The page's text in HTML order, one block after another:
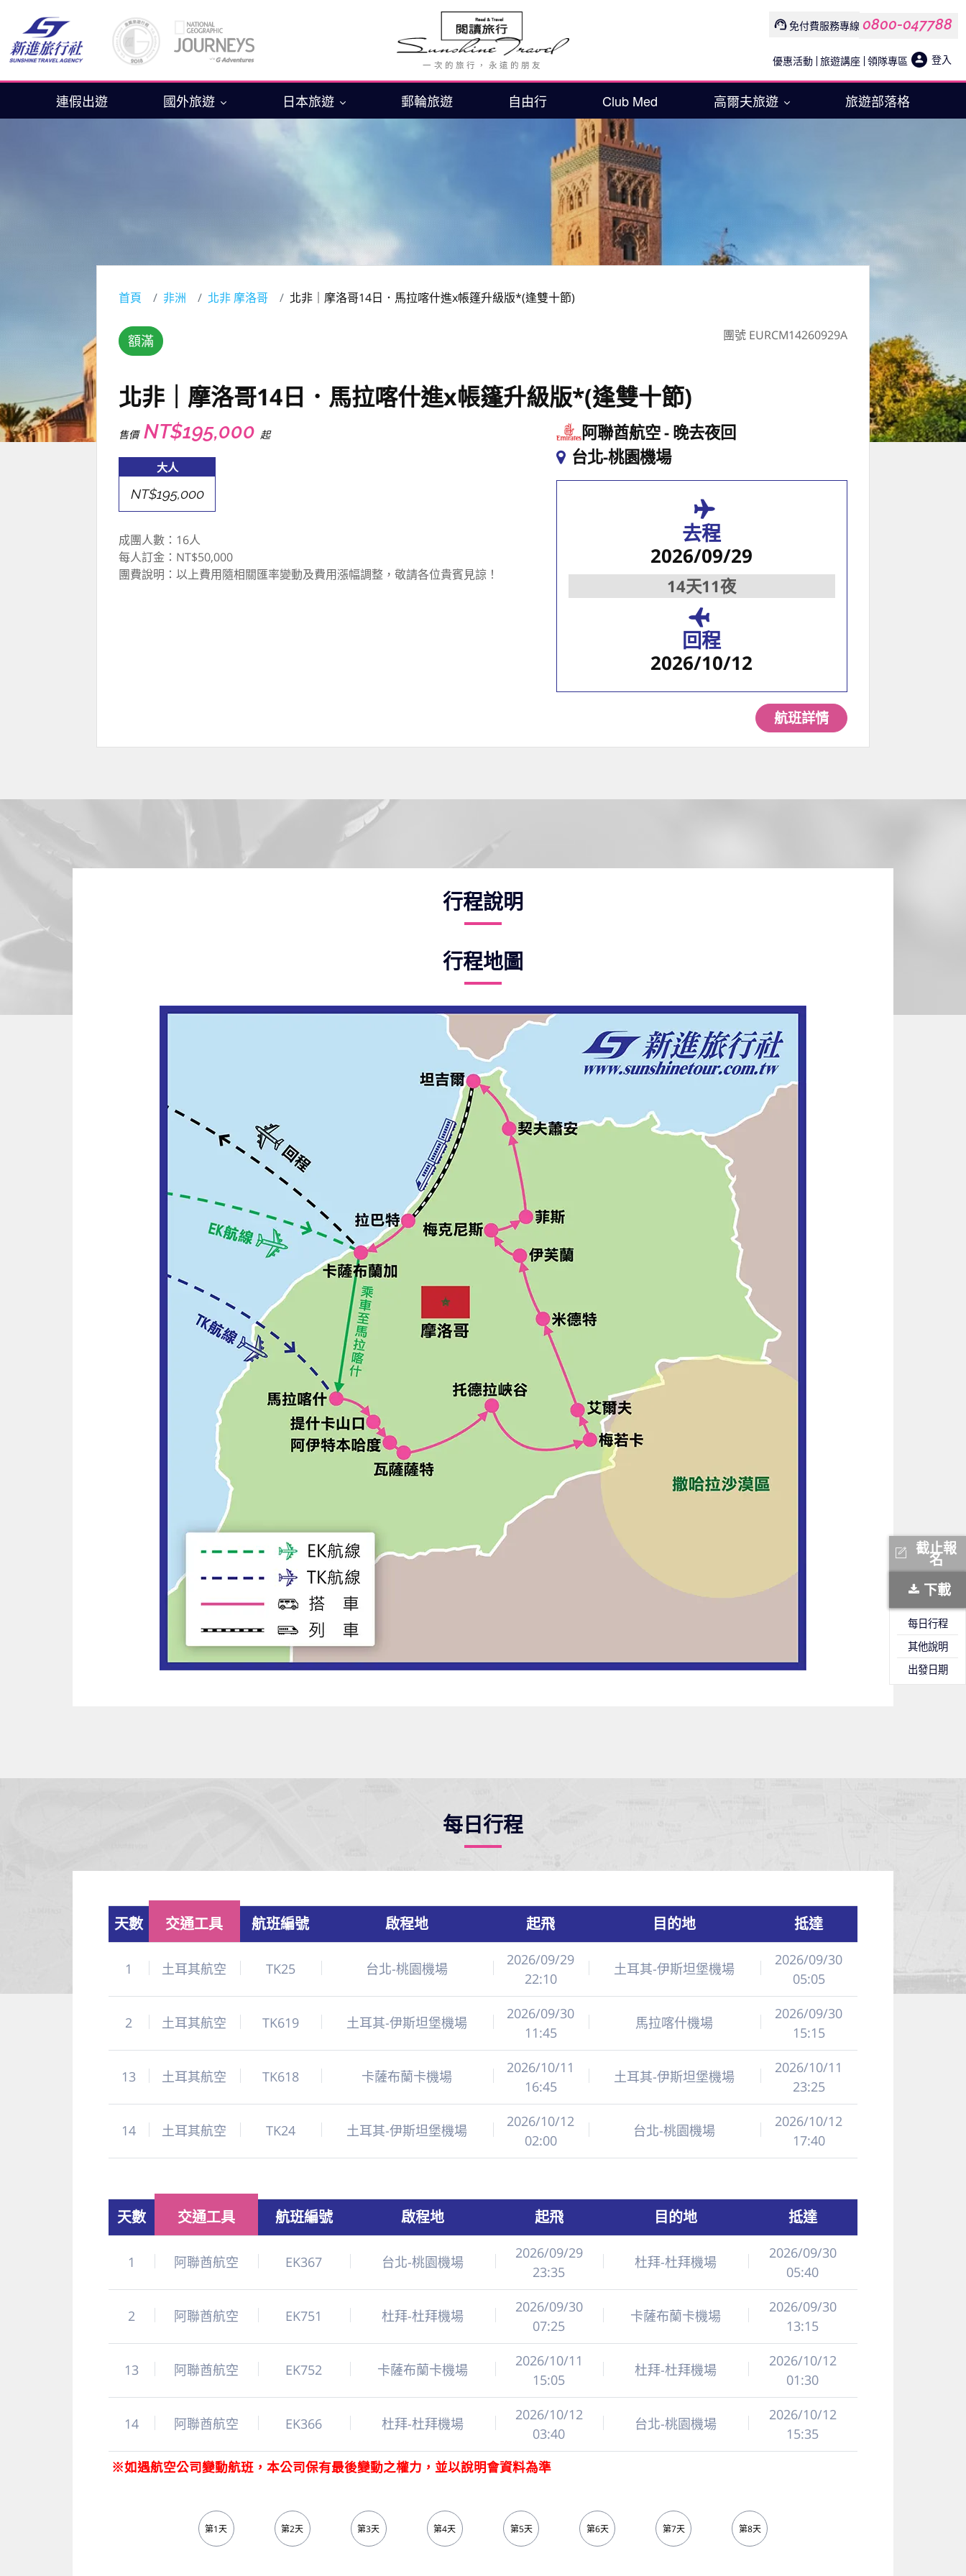
免付費服務專線 0800-047788
優惠活動 旅遊講座 領隊專區 登入
連假出遊 國外旅遊 日本旅遊 郵輪旅遊 自由行 Club Med 高爾夫旅遊 旅遊部落格
截止報
名
下載
每日行程
其他說明
出發日期
首頁 非洲 北非 摩洛哥 北非｜摩洛哥14日．馬拉喀什進x帳篷升級版*(逢雙十節)
額滿 團號 EURCM14260929A
北非｜摩洛哥14日．馬拉喀什進x帳篷升級版*(逢雙十節)
售價NT$195,000 起
大人
NT$195,000
成團人數：16人
每人訂金：NT$50,000
團費說明：以上費用隨相關匯率變動及費用漲幅調整，敬請各位貴賓見諒！
阿聯酋航空 晚去夜回
台北-桃園機場
去程
2026/09/29
14天11夜
回程
2026/10/12
航班詳情
行程說明
行程地圖
每日行程
天數 交通工具 航班編號 啟程地 起飛 目的地 抵達
1 土耳其航空 TK25 台北-桃園機場
2026/09/29
22:10
土耳其-伊斯坦堡機場
2026/09/30
05:05
2 土耳其航空 TK619 土耳其-伊斯坦堡機場
2026/09/30
11:45
馬拉喀什機場
2026/09/30
15:15
13 土耳其航空 TK618 卡薩布蘭卡機場
2026/10/11
16:45
土耳其-伊斯坦堡機場
2026/10/11
23:25
14 土耳其航空 TK24 土耳其-伊斯坦堡機場
2026/10/12
02:00
台北-桃園機場
2026/10/12
17:40
天數 交通工具 航班編號 啟程地 起飛 目的地 抵達
1 阿聯酋航空 EK367 台北-桃園機場
2026/09/29
23:35
杜拜-杜拜機場
2026/09/30
05:40
2 阿聯酋航空 EK751 杜拜-杜拜機場
2026/09/30
07:25
卡薩布蘭卡機場
2026/09/30
13:15
13 阿聯酋航空 EK752 卡薩布蘭卡機場
2026/10/11
15:05
杜拜-杜拜機場
2026/10/12
01:30
14 阿聯酋航空 EK366 杜拜-杜拜機場
2026/10/12
03:40
台北-桃園機場
2026/10/12
15:35
※如遇航空公司變動航班，本公司保有最後變動之權力，並以說明會資料為準
第1天 第2天 第3天 第4天 第5天 第6天 第7天 第8天